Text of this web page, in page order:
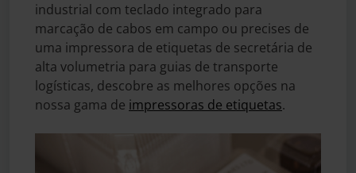
industrial com teclado integrado para
marcação de cabos em campo ou precises de
uma impressora de etiquetas de secretária de
alta volumetria para guias de transporte
logísticas, descobre as melhores opções na
nossa gama de impressoras de etiquetas.